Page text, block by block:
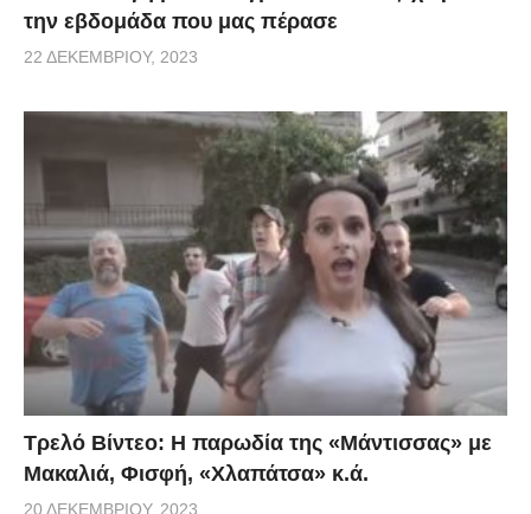
την εβδομάδα που μας πέρασε
22 ΔΕΚΕΜΒΡΊΟΥ, 2023
Τρελό Βίντεο: H παρωδία της «Μάντισσας» με
Μακαλιά, Φισφή, «Χλαπάτσα» κ.ά.
20 ΔΕΚΕΜΒΡΊΟΥ, 2023